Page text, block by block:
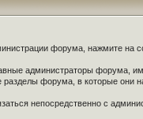
форума, нажмите
администраторы
форума, в которые они
непосредственно с